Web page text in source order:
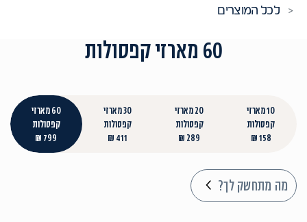
Up and Down arrow keys to navigate search results.
כל המוצרים
60 מארזי קפסולות
10 מארזי
קפסולות
158 ₪
20 מארזי
קפסולות
289 ₪
30 מארזי
קפסולות
411 ₪
60 מארזי
קפסולות
799 ₪
מה מתחשק לך?